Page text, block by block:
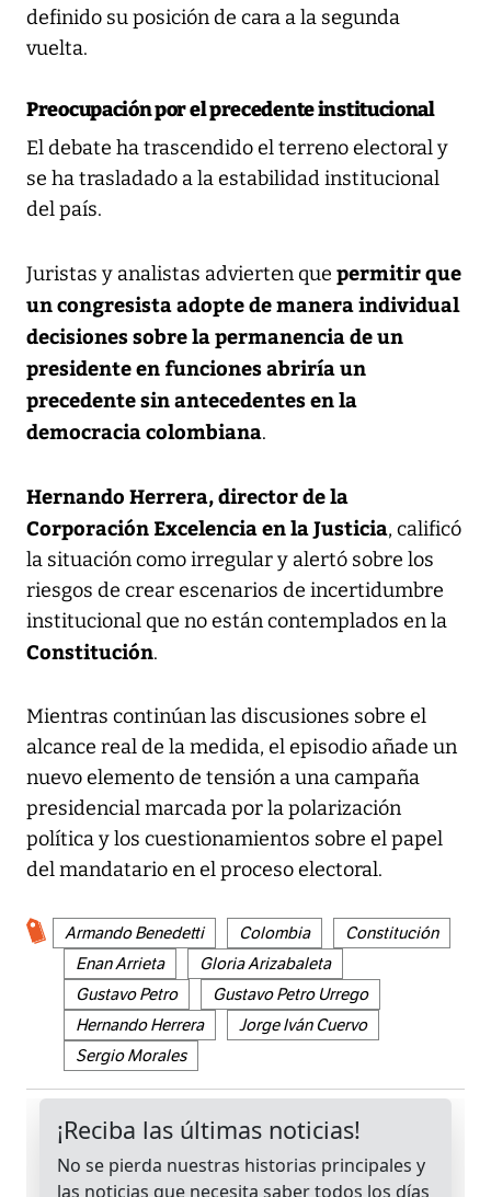
definido su posición de cara a la segunda
vuelta.
Preocupación por el precedente institucional
El debate ha trascendido el terreno electoral y
se ha trasladado a la estabilidad institucional
del país.
Juristas y analistas advierten que permitir que
un congresista adopte de manera individual
decisiones sobre la permanencia de un
presidente en funciones abriría un
precedente sin antecedentes en la
democracia colombiana.
Hernando Herrera, director de la
Corporación Excelencia en la Justicia, calificó
la situación como irregular y alertó sobre los
riesgos de crear escenarios de incertidumbre
institucional que no están contemplados en la
Constitución.
Mientras continúan las discusiones sobre el
alcance real de la medida, el episodio añade un
nuevo elemento de tensión a una campaña
presidencial marcada por la polarización
política y los cuestionamientos sobre el papel
del mandatario en el proceso electoral.
Armando Benedetti Colombia
Constitución
Enan Arrieta
Gloria Arizabaleta
Gustavo Petro
Gustavo Petro Urrego
Hernando Herrera
Jorge Iván Cuervo
Sergio Morales